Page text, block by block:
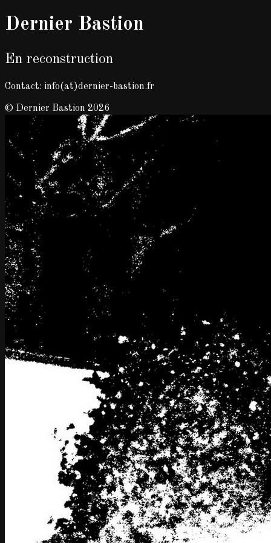
Dernier Bastion
En reconstruction
Contact: info(at)dernier-bastion.fr
© Dernier Bastion 2026